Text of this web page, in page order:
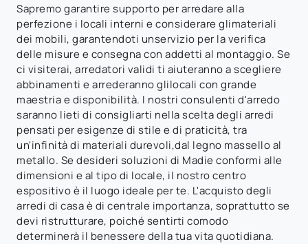
Sapremo garantire supporto per arredare alla
perfezione i locali interni e considerare glimateriali
dei mobili, garantendoti unservizio per la verifica
delle misure e consegna con addetti al montaggio. Se
ci visiterai, arredatori validi ti aiuteranno a scegliere
abbinamenti e arrederanno glilocali con grande
maestria e disponibilità. I nostri consulenti d'arredo
saranno lieti di consigliarti nella scelta degli arredi
pensati per esigenze di stile e di praticità, tra
un'infinità di materiali durevoli,dal legno massello al
metallo. Se desideri soluzioni di Madie conformi alle
dimensioni e al tipo di locale, il nostro centro
espositivo è il luogo ideale per te. L'acquisto degli
arredi di casa è di centrale importanza, soprattutto se
devi ristrutturare, poiché sentirti comodo
determinerà il benessere della tua vita quotidiana.